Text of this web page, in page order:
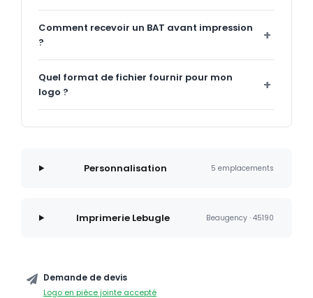
Comment recevoir un BAT avant impression
?
Quel format de fichier fournir pour mon
logo ?
Personnalisation 5 emplacements
Imprimerie Lebugle Beaugency · 45190
Demande de devis
Logo en pièce jointe accepté